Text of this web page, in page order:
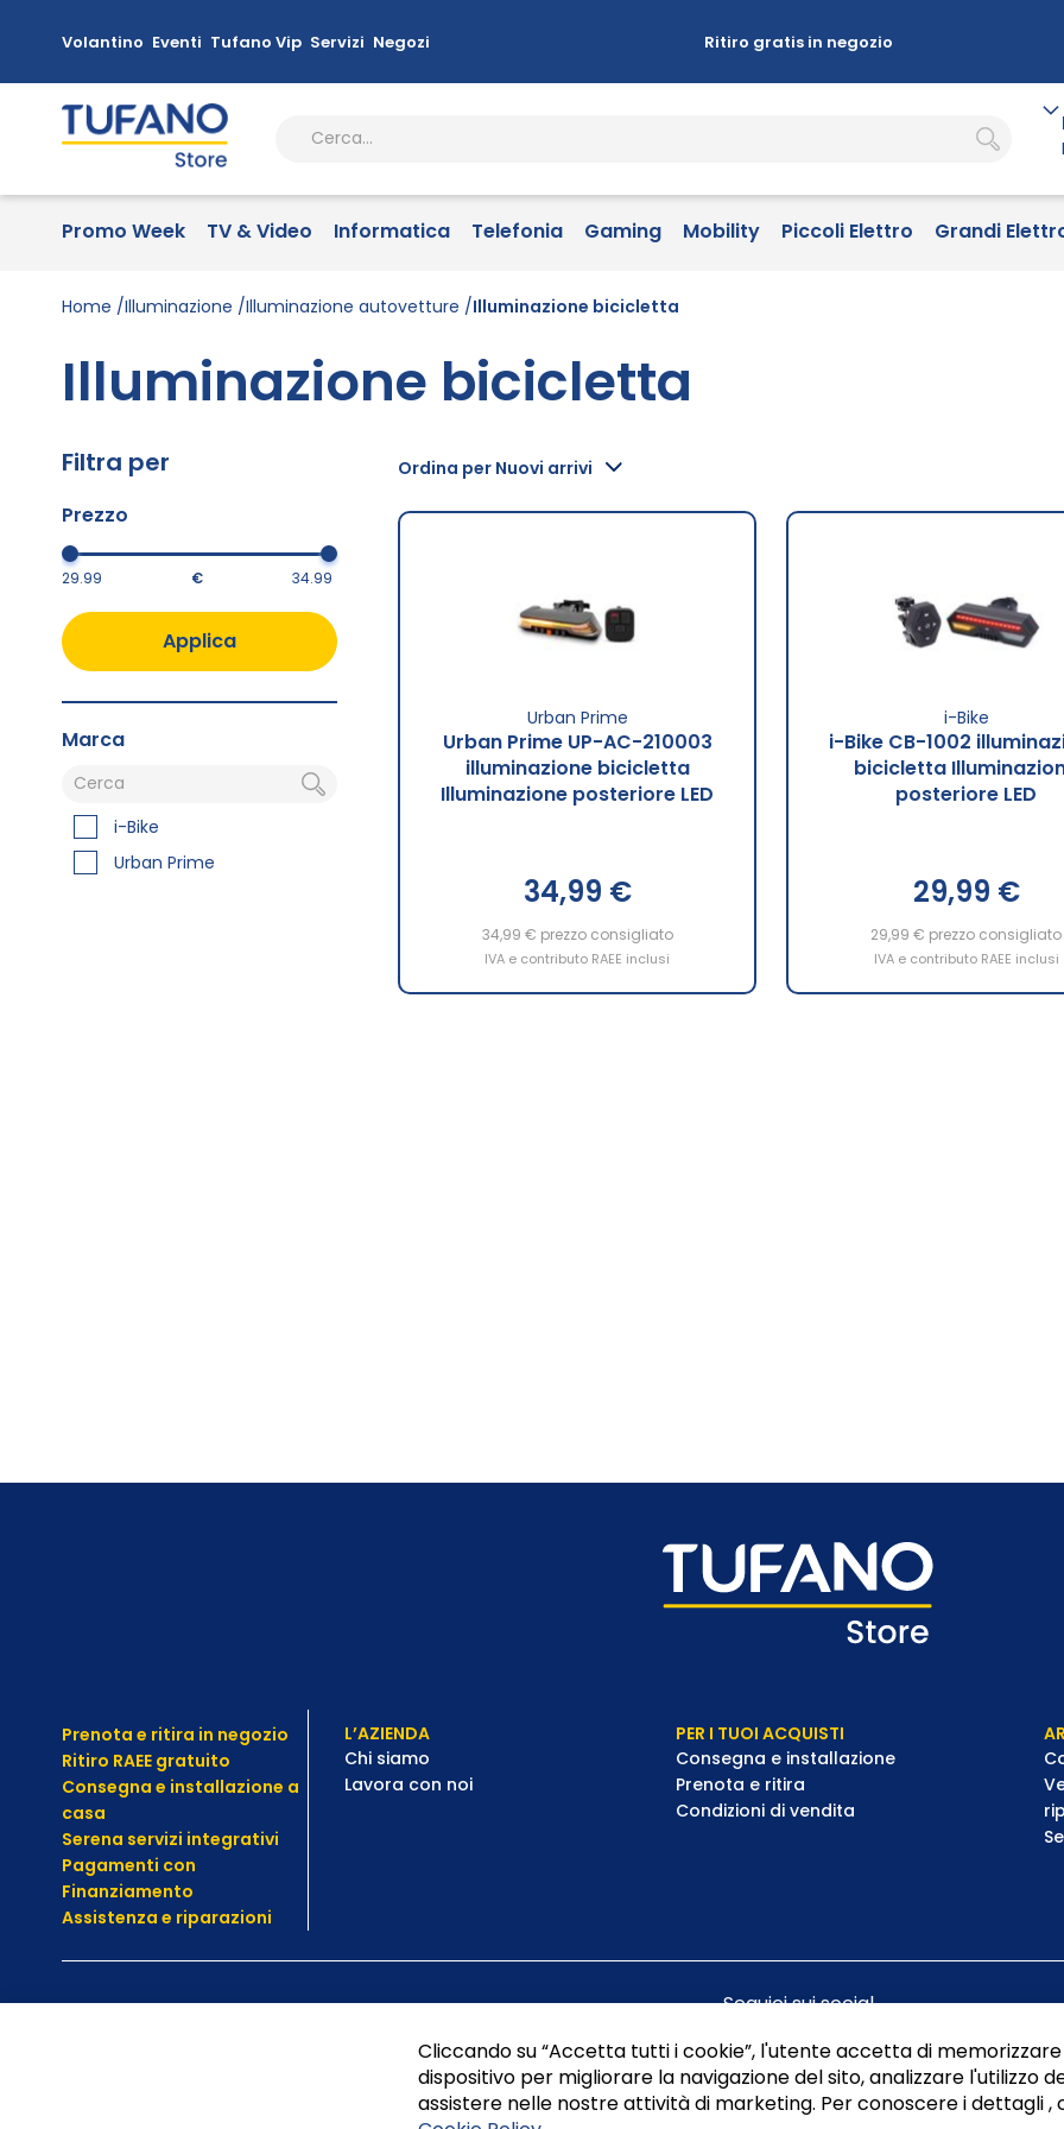
Volantino Eventi Tufano Vip Servizi Negozi Ritiro gratis in negozio
Promo Week TV & Video Informatica Telefonia Gaming Mobility Piccoli Elettro Grandi
Home Illuminazione Illuminazione autovetture Illuminazione bicicletta
Illuminazione bicicletta
Ordina per Nuovi arrivi
Urban Prime
Urban Prime UP-AC-210003
illuminazione bicicletta
Illuminazione posteriore LED
34,99 €
34,99 € prezzo consigliato
IVA e contributo RAEE inclusi
i-Bike
i-Bike CB-1002
bicicletta
posteriore LED
29,99 €
29,99 € prezzo consigliato
IVA e contributo RAEE inclusi
Filtra per
Prezzo
€
Applica
Marca
i-Bike
Urban Prime
Prenota e ritira in negozio
Ritiro RAEE gratuito
Consegna e installazione a
casa
Serena servizi integrativi
Pagamenti con
Finanziamento
Assistenza e riparazioni
L’AZIENDA
Chi siamo
Lavora con noi
PER I TUOI ACQUISTI
Consegna e installazione
Prenota e ritira
Condizioni di vendita
Seguici sui social
Cliccando su “Accetta tutti i cookie”, l'utente accetta di memorizzare
dispositivo per migliorare la navigazione del sito, analizzare l'utilizzo
assistere nelle nostre attività di marketing. Per conoscere i dettagli ,